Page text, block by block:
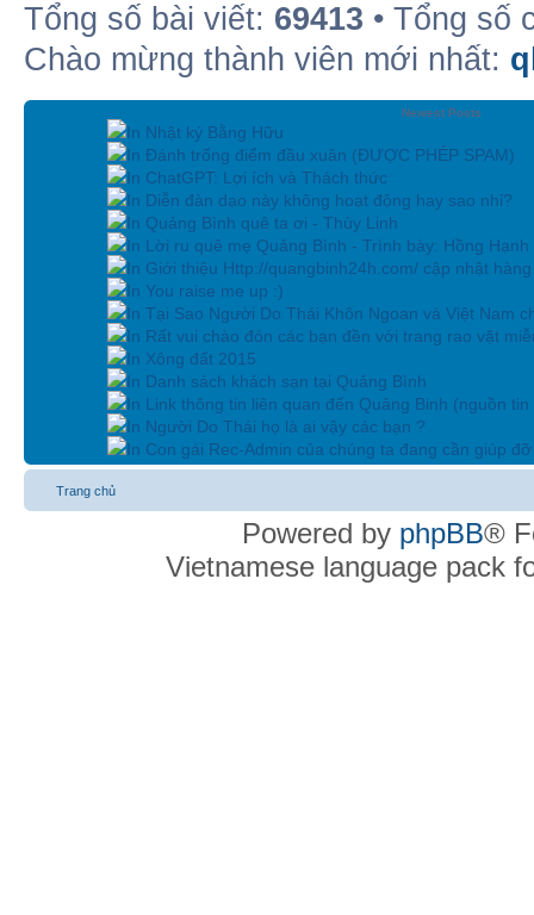
Tổng số bài viết: 69413 • Tổng số
Chào mừng thành viên mới nhất:
Newest Posts
In Nhật ký Bằng Hữu
In Đánh trống điểm đầu xuân (ĐƯỢC PHÉP SPAM)
In ChatGPT: Lợi ích và Thách thức
In Diễn đàn dạo này không hoạt động hay sao nhỉ?
In Quảng Bình quê ta ơi - Thùy Linh
In Lời ru quê mẹ Quảng Bình - Trình bày: Hồng Hạnh
In Giới thiệu Http://quangbinh24h.com/ cập nhật
In You raise me up :)
In Tại Sao Người Do Thái Khôn Ngoan và Việt Nam
In Rất vui chào đón các bạn đền với trang rao vặt
In Xông đất 2015
In Danh sách khách sạn tại Quảng Bình
In Link thông tin liên quan đến Quảng Binh (nguồn tin
In Người Do Thái họ là ai vậy các bạn ?
In Con gái Rec-Admin của chúng ta đang cần giúp
Trang chủ
Powered by phpBB®
Vietnamese language pack